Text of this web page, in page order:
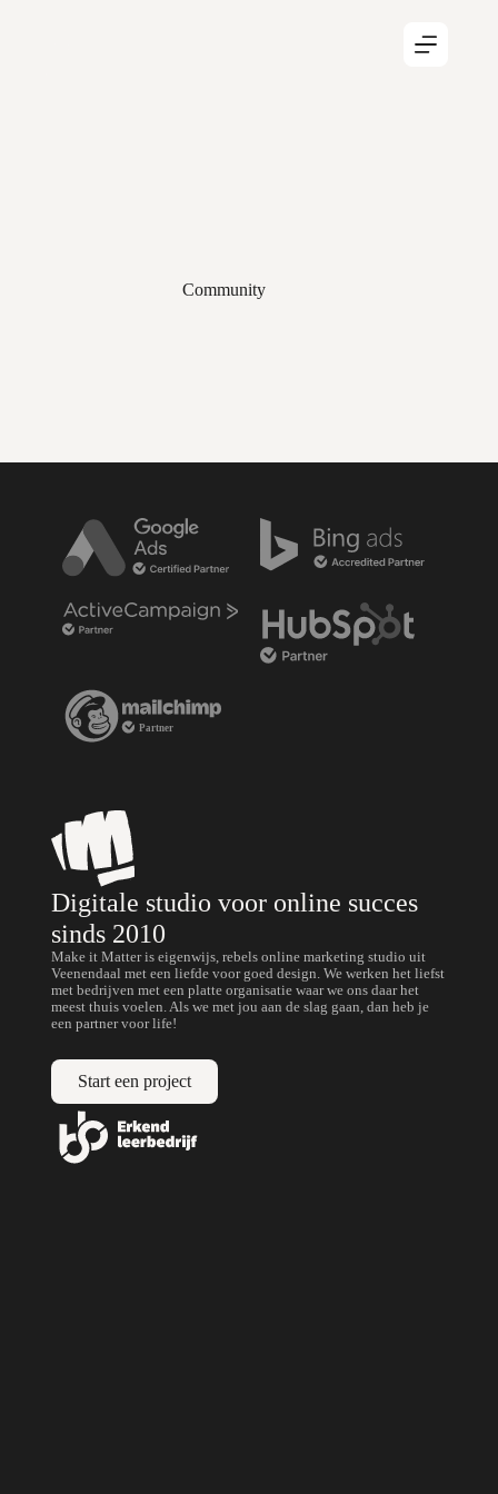
Community
Digitale studio voor online succes
sinds 2010
Make it Matter is eigenwijs, rebels online marketing studio uit
Veenendaal met een liefde voor goed design. We werken het liefst
met bedrijven met een platte organisatie waar we ons daar het
meest thuis voelen. Als we met jou aan de slag gaan, dan heb je
een partner voor life!
Start een project